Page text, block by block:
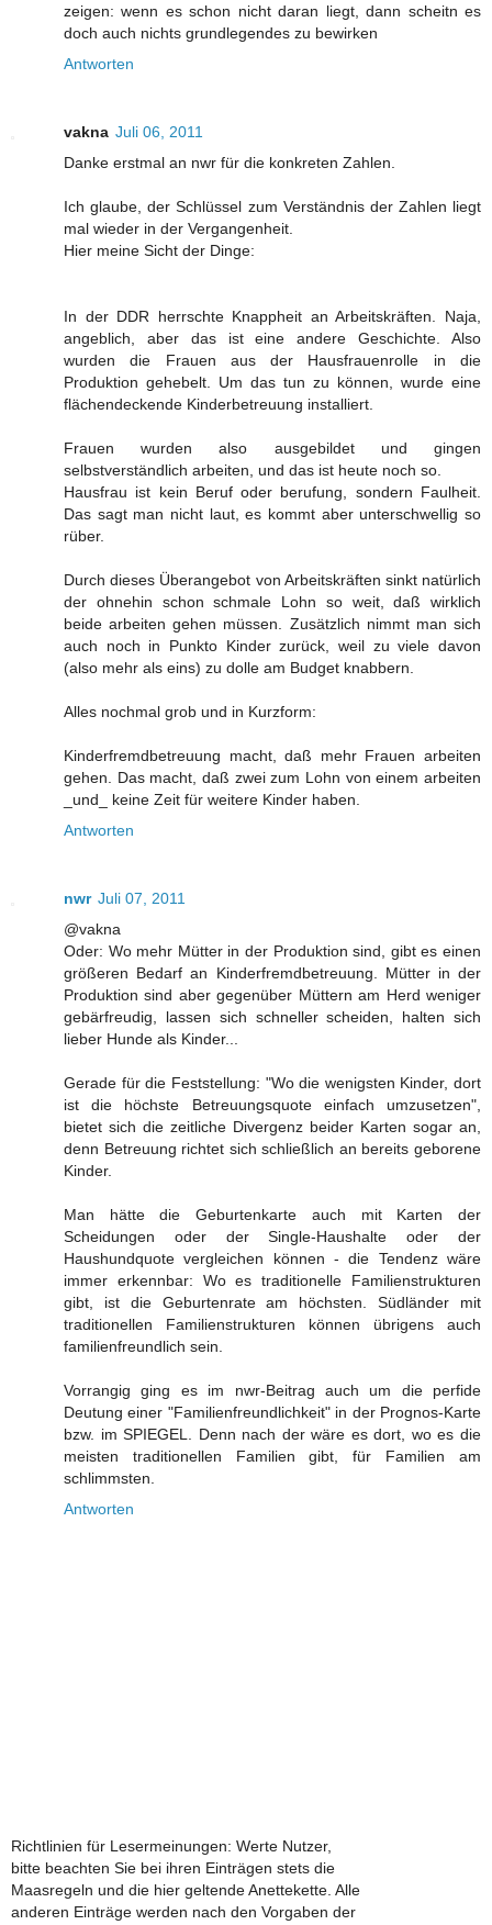
zeigen: wenn es schon nicht daran liegt, dann scheitn es
doch auch nichts grundlegendes zu bewirken
Antworten
vakna Juli 06, 2011
Danke erstmal an nwr für die konkreten Zahlen.
Ich glaube, der Schlüssel zum Verständnis der Zahlen liegt
mal wieder in der Vergangenheit.
Hier meine Sicht der Dinge:
In der DDR herrschte Knappheit an Arbeitskräften. Naja,
angeblich, aber das ist eine andere Geschichte. Also
wurden die Frauen aus der Hausfrauenrolle in die
Produktion gehebelt. Um das tun zu können, wurde eine
flächendeckende Kinderbetreuung installiert.
Frauen wurden also ausgebildet und gingen
selbstverständlich arbeiten, und das ist heute noch so.
Hausfrau ist kein Beruf oder berufung, sondern Faulheit.
Das sagt man nicht laut, es kommt aber unterschwellig so
rüber.
Durch dieses Überangebot von Arbeitskräften sinkt natürlich
der ohnehin schon schmale Lohn so weit, daß wirklich
beide arbeiten gehen müssen. Zusätzlich nimmt man sich
auch noch in Punkto Kinder zurück, weil zu viele davon
(also mehr als eins) zu dolle am Budget knabbern.
Alles nochmal grob und in Kurzform:
Kinderfremdbetreuung macht, daß mehr Frauen arbeiten
gehen. Das macht, daß zwei zum Lohn von einem arbeiten
_und_ keine Zeit für weitere Kinder haben.
Antworten
nwr Juli 07, 2011
@vakna
Oder: Wo mehr Mütter in der Produktion sind, gibt es einen
größeren Bedarf an Kinderfremdbetreuung. Mütter in der
Produktion sind aber gegenüber Müttern am Herd weniger
gebärfreudig, lassen sich schneller scheiden, halten sich
lieber Hunde als Kinder...
Gerade für die Feststellung: "Wo die wenigsten Kinder, dort
ist die höchste Betreuungsquote einfach umzusetzen",
bietet sich die zeitliche Divergenz beider Karten sogar an,
denn Betreuung richtet sich schließlich an bereits geborene
Kinder.
Man hätte die Geburtenkarte auch mit Karten der
Scheidungen oder der Single-Haushalte oder der
Haushundquote vergleichen können - die Tendenz wäre
immer erkennbar: Wo es traditionelle Familienstrukturen
gibt, ist die Geburtenrate am höchsten. Südländer mit
traditionellen Familienstrukturen können übrigens auch
familienfreundlich sein.
Vorrangig ging es im nwr-Beitrag auch um die perfide
Deutung einer "Familienfreundlichkeit" in der Prognos-Karte
bzw. im SPIEGEL. Denn nach der wäre es dort, wo es die
meisten traditionellen Familien gibt, für Familien am
schlimmsten.
Antworten
Richtlinien für Lesermeinungen: Werte Nutzer,
bitte beachten Sie bei ihren Einträgen stets die
Maasregeln und die hier geltende Anettekette. Alle
anderen Einträge werden nach den Vorgaben der